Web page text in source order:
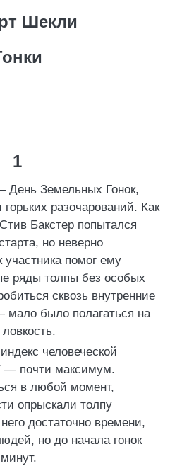
Шекли
1
День Земельных Гонок,
разочарований. Как
Бакстер попытался
но неверно
участника помог ему
ряды толпы без особых
сквозь внутренние
было полагаться на
человеческой
— почти максимум.
в любой момент,
опрыскали толпу
достаточно времени,
но до начала гонок